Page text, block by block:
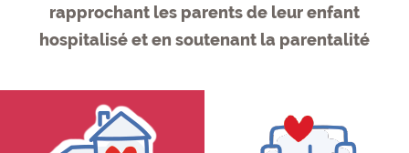
rapprochant les parents de leur enfant
hospitalisé et en soutenant la parentalité